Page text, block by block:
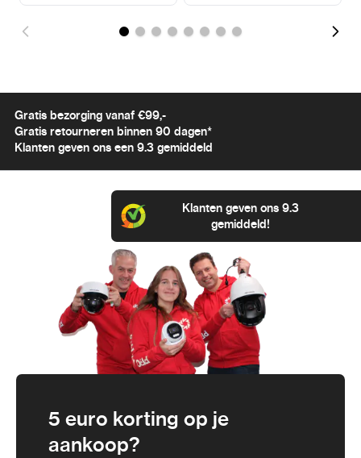
Gratis bezorging vanaf €99,-
Gratis retourneren binnen 90 dagen*
Klanten geven ons een 9.3 gemiddeld
5 euro korting op je
aankoop?
Klanten geven ons 9.3
gemiddeld!